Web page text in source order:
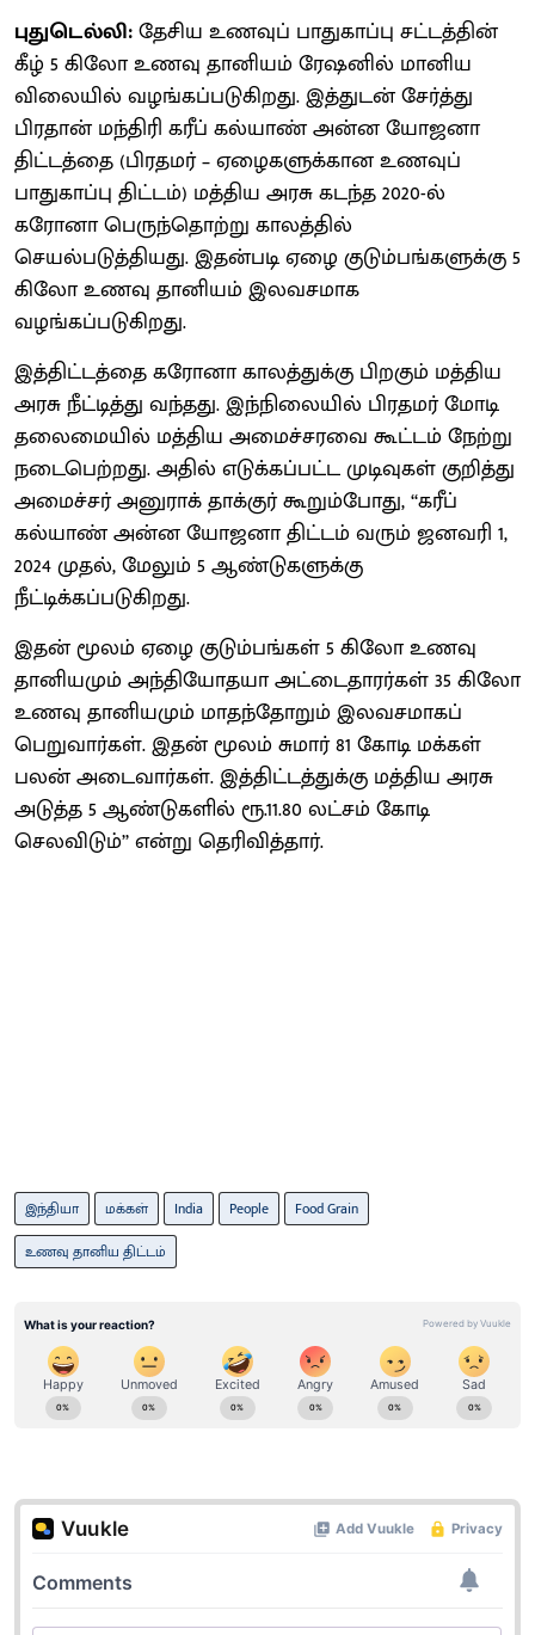
புதுடெல்லி:தேசிய உணவுப் பாதுகாப்பு சட்டத்தின்
கீழ் 5 கிலோ உணவு தானியம் ரேஷனில் மானிய
விலையில் வழங்கப்படுகிறது. இத்துடன் சேர்த்து
பிரதான் மந்திரி கரீப் கல்யாண் அன்ன யோஜனா
திட்டத்தை (பிரதமர் – ஏழைகளுக்கான உணவுப்
பாதுகாப்பு திட்டம்) மத்திய அரசு கடந்த 2020-ல்
கரோனா பெருந்தொற்று காலத்தில்
செயல்படுத்தியது. இதன்படி ஏழை குடும்பங்களுக்கு 5
கிலோ உணவு தானியம் இலவசமாக
வழங்கப்படுகிறது.
இத்திட்டத்தை கரோனா காலத்துக்கு பிறகும் மத்திய
அரசு நீட்டித்து வந்தது. இந்நிலையில் பிரதமர் மோடி
தலைமையில் மத்திய அமைச்சரவை கூட்டம் நேற்று
நடைபெற்றது. அதில் எடுக்கப்பட்ட முடிவுகள் குறித்து
அமைச்சர் அனுராக் தாக்குர் கூறும்போது, ‘‘கரீப்
கல்யாண் அன்ன யோஜனா திட்டம் வரும் ஜனவரி 1,
2024 முதல், மேலும் 5 ஆண்டுகளுக்கு
நீட்டிக்கப்படுகிறது.
இதன் மூலம் ஏழை குடும்பங்கள் 5 கிலோ உணவு
தானியமும் அந்தியோதயா அட்டைதாரர்கள் 35 கிலோ
உணவு தானியமும் மாதந்தோறும் இலவசமாகப்
பெறுவார்கள். இதன் மூலம் சுமார் 81 கோடி மக்கள்
பலன் அடைவார்கள். இத்திட்டத்துக்கு மத்திய அரசு
அடுத்த 5 ஆண்டுகளில் ரூ.11.80 லட்சம் கோடி
செலவிடும்’’ என்று தெரிவித்தார்.
இந்தியா மக்கள் India People
Food Grain
உணவு தானிய திட்டம்